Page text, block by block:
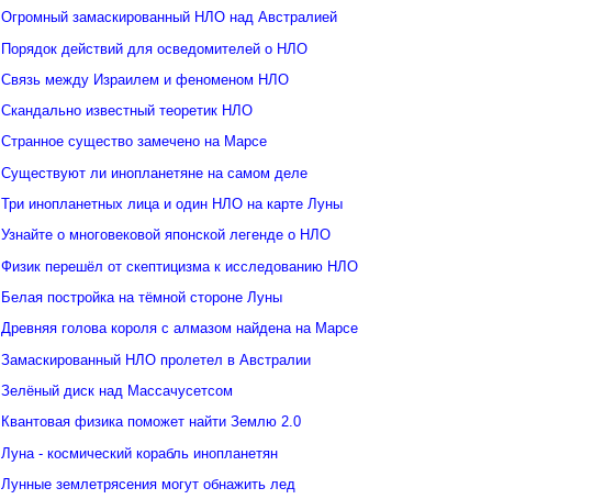
Огромный замаскированный НЛО над Австралией
Порядок действий для осведомителей о НЛО
Связь между Израилем и феноменом НЛО
Скандально известный теоретик НЛО
Странное существо замечено на Марсе
Существуют ли инопланетяне на самом деле
Три инопланетных лица и один НЛО на карте Луны
Узнайте о многовековой японской легенде о НЛО
Физик перешёл от скептицизма к исследованию НЛО
Белая постройка на тёмной стороне Луны
Древняя голова короля с алмазом найдена на Марсе
Замаскированный НЛО пролетел в Австралии
Зелёный диск над Массачусетсом
Квантовая физика поможет найти Землю 2.0
Луна - космический корабль инопланетян
Лунные землетрясения могут обнажить лед